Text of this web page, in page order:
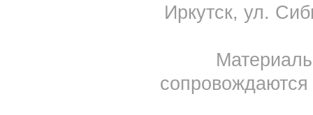
Иркутск, ул.